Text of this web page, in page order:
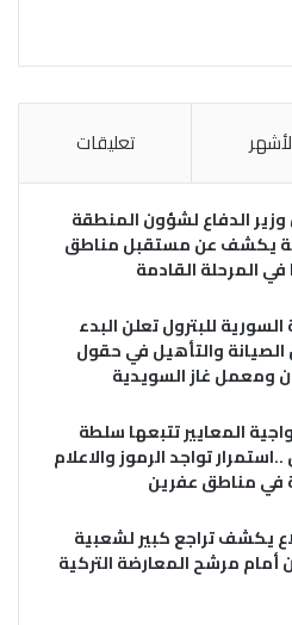
تعليقات
الدفاع لشؤون المنطقة
يكشف عن مستقبل مناطق
في المرحلة القادمة
للبترول تعلن البدء
الصيانة والتأهيل في حقول
ومعمل غاز السويدية
المعايير تتبعها سلطة
تواجد الرموز والاعلام
في مناطق عفرين
يكشف تراجع كبير لشعبية
أمام مرشح المعارضة التركية